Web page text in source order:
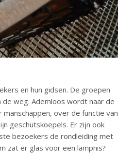
en hun gidsen. De groepen
weg. Ademloos wordt naar de
over de functie van
geschutskoepels. Er zijn ook
bezoekers de rondleiding met
zat er glas voor een lampnis?